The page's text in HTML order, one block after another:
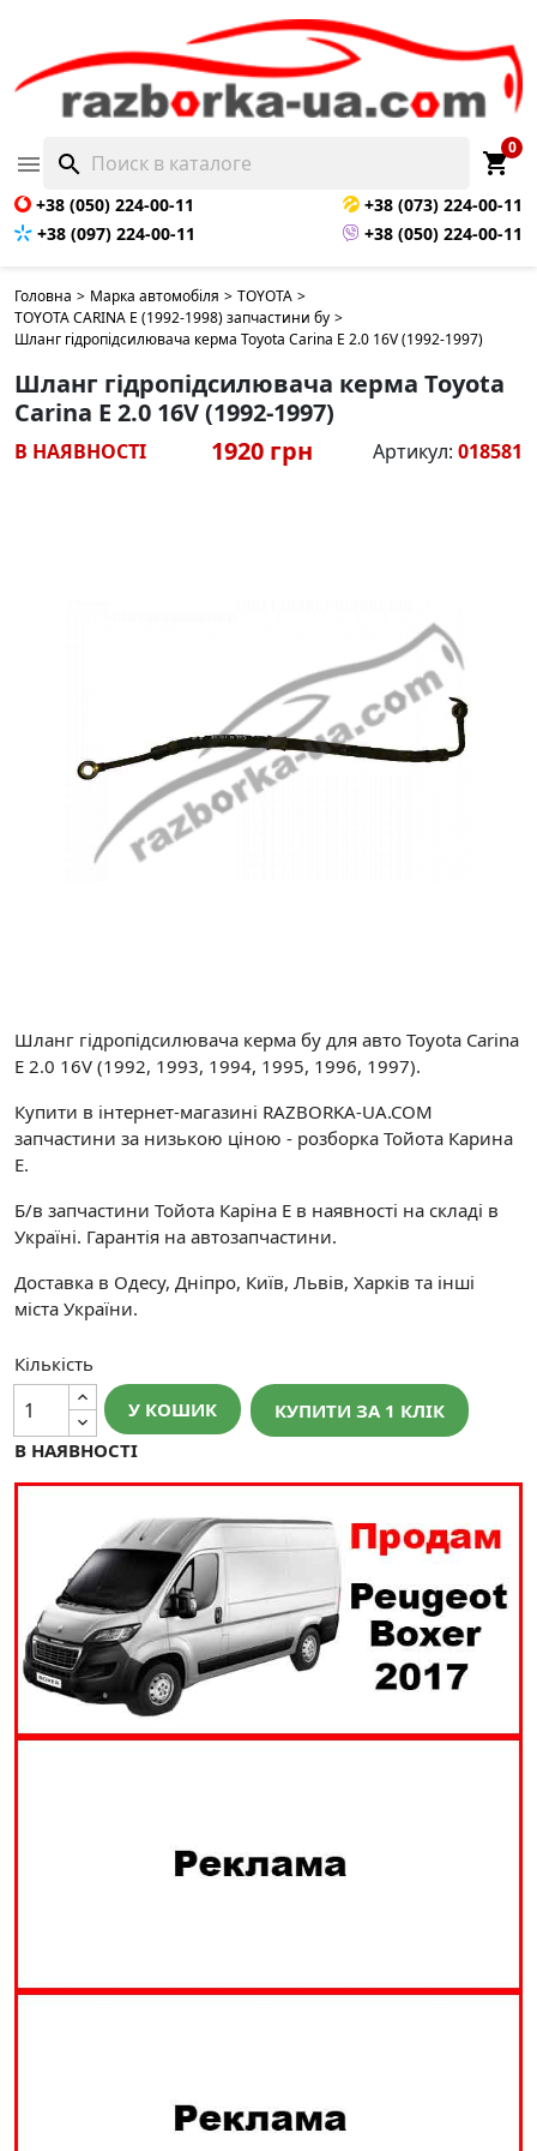
 search shopping_cart
0
+38 (050) 224-00-11
+38 (073) 224-00-11
+38 (097) 224-00-11
+38 (050) 224-00-11
Головна > Марка автомобіля > TOYOTA >
TOYOTA CARINA E (1992-1998) запчастини бу >
Шланг гідропідсилювача керма Toyota Carina E 2.0 16V (1992-1997)
Шланг гідропідсилювача керма Toyota
Carina E 2.0 16V (1992-1997)
В НАЯВНОСТІ 1920 грн Артикул: 018581
Шланг гідропідсилювача керма бу для авто Toyota Carina
E 2.0 16V (1992, 1993, 1994, 1995, 1996, 1997).
Купити в інтернет-магазині RAZBORKA-UA.COM
запчастини за низькою ціною - розборка Тойота Карина
Е.
Б/в запчастини Тойота Каріна Е в наявності на складі в
Україні. Гарантія на автозапчастини.
Доставка в Одесу, Дніпро, Київ, Львів, Харків та інші
міста України.
Кількість
У КОШИК
КУПИТИ ЗА 1 КЛIК
В НАЯВНОСТІ